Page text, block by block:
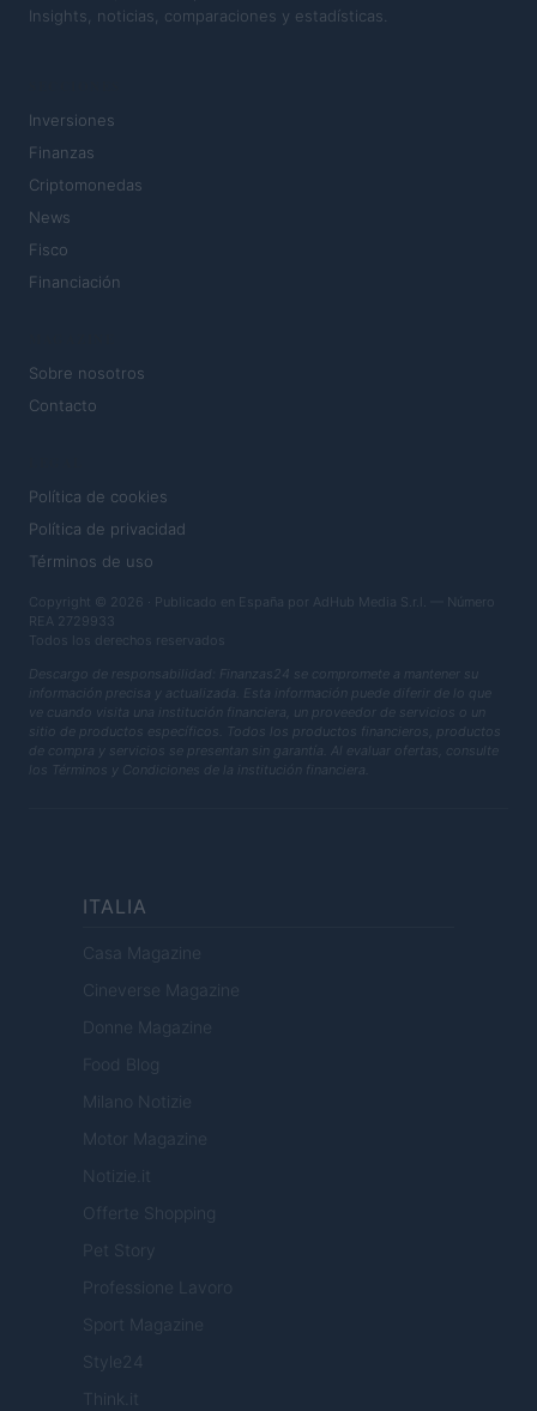
Insights, noticias, comparaciones y estadísticas.
Inversiones
Finanzas
Criptomonedas
News
Fisco
Financiación
Sobre nosotros
Contacto
Política de cookies
Política de privacidad
Términos de uso
Copyright © 2026 · Publicado en España por AdHub Media S.r.l. — Número
REA 2729933
Todos los derechos reservados
Descargo de responsabilidad: Finanzas24 se compromete a mantener su
información precisa y actualizada. Esta información puede diferir de lo que
ve cuando visita una institución financiera, un proveedor de servicios o un
sitio de productos específicos. Todos los productos financieros, productos
de compra y servicios se presentan sin garantía. Al evaluar ofertas, consulte
los Términos y Condiciones de la institución financiera.
ITALIA
Casa Magazine
Cineverse Magazine
Donne Magazine
Food Blog
Milano Notizie
Motor Magazine
Notizie.it
Offerte Shopping
Pet Story
Professione Lavoro
Sport Magazine
Style24
Think.it